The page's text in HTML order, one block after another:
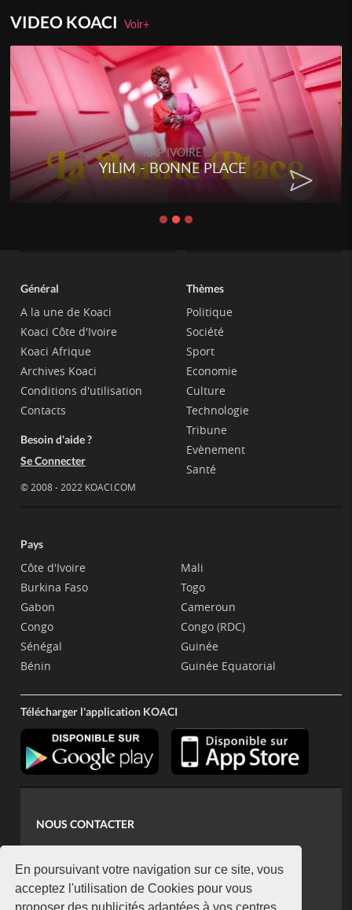
En poursuivant votre navigation sur ce site, vous
acceptez l'utilisation de Cookies pour vous
proposer des publicités adaptées à vos centres
VIDEO KOACIVoir+
RAP IVOIRE
YILIM - BONNE PLACE
Général
A la une de Koaci
Koaci Côte d'Ivoire
Koaci Afrique
Archives Koaci
Conditions d'utilisation
Contacts
Besoin d'aide ?
Se Connecter
© 2008 - 2022 KOACI.COM
Thèmes
Politique
Société
Sport
Economie
Culture
Technologie
Tribune
Evènement
Santé
Pays
Côte d'Ivoire
Burkina Faso
Gabon
Congo
Sénégal
Bénin
Mali
Togo
Cameroun
Congo (RDC)
Guinée
Guinée Equatorial
Télécharger l'application KOACI
NOUS CONTACTER
koaci@yahoo.fr
+225 07 08 85 52 93